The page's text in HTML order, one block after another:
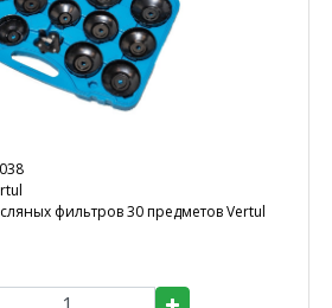
фильтров 30 предметов Vertul